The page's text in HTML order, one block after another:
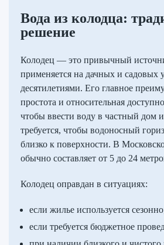
Вода из колодца:
решение
Колодец — это привычный
применяется на дачных и садовых
десятилетиями. Его главное
простота и относительная
чтобы ввести воду в частный дом
требуется, чтобы водоносный
близко к поверхности. В
обычно составляет от 5 до 24
Колодец оправдан в ситуациях:
если жилье используется
если требуется бюджетное